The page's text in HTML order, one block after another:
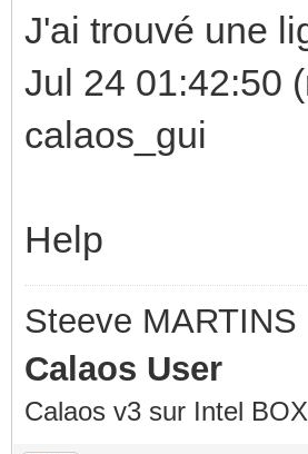
J'ai trouvé une
Jul 24 01:42:50
calaos_gui
Help
Steeve MARTINS
Calaos User
Calaos v3 sur Intel